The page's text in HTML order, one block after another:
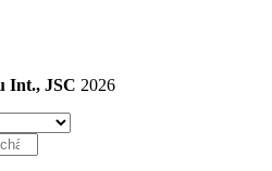
Int., JSC 2026